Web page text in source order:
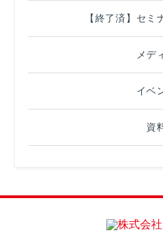
【終了済】セミ
メデ
イベ
資